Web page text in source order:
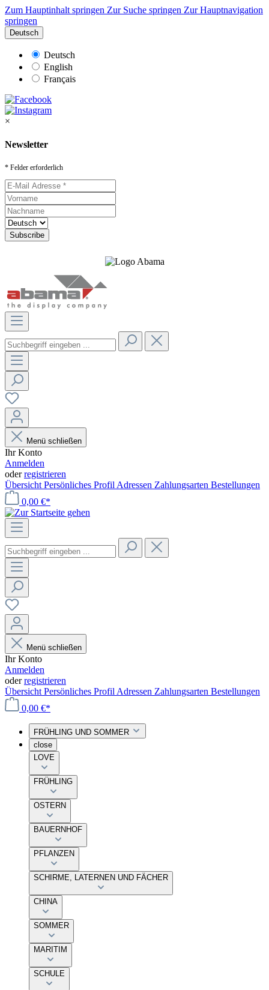
Zum Hauptinhalt springen Zur Suche springen Zur Hauptnavigation
springen
Deutsch
Deutsch
English
Français
×
Newsletter
* Felder erforderlich
Menü schließen
Ihr Konto
Anmelden
oderregistrieren
Übersicht Persönliches Profil Adressen Zahlungsarten Bestellungen
0,00 €*
Menü schließen
Ihr Konto
Anmelden
oderregistrieren
Übersicht Persönliches Profil Adressen Zahlungsarten Bestellungen
0,00 €*
FRÜHLING UND SOMMER
close
LOVE
FRÜHLING
OSTERN
BAUERNHOF
PFLANZEN
SCHIRME, LATERNEN UND FÄCHER
CHINA
SOMMER
MARITIM
SCHULE